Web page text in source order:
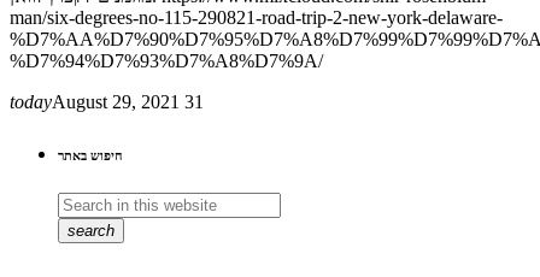
man/six-degrees-no-115-290821-road-trip-2-new-york-delaware-
%D7%94%D7%93%D7%A8%D7%9A/
todayAugust 29, 2021 31
חיפוש באתר
search